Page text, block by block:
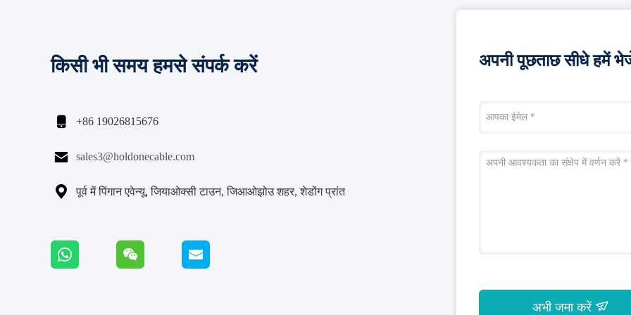
किसी भी समय हमसे संपर्क करें
 +86 19026815676
 sales3@holdonecable.com
 पूर्व में पिंगान एवेन्यू, जियाओक्सी टाउन, जिआओझोउ शहर, शेडोंग प्रांत
अपनी पूछताछ सीधे हमें
अभी जमा करें